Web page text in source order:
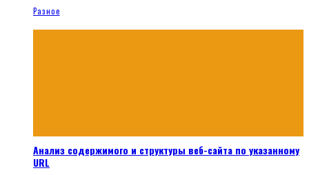
Разное
Анализ содержимого и структуры веб-сайта по указанному
URL